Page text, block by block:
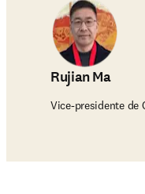
Rujian Ma
Vice-presidente de